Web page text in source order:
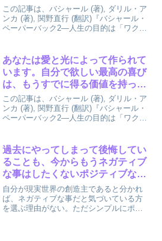
旅立ちを祝福してあげてくださ
い。 by バシャール
この記事は、バシャール (著), ダリル・ア
ンカ (著), 関野直行 (翻訳)『バシャール・
ペーパーバック2―人生の目的は「ワクワ
たい300年で、彼らの死は意識した...
あなたは愛と光によって作られて
います。自分で欲しい最高の喜び
は、もうすでに得る価値を持って
います。あなたがそれをイメージ
するだけでいいのです。 by バシ
ャール
この記事は、バシャール (著), ダリル・ア
ンカ (著), 関野直行 (翻訳)『バシャール・
ペーパーバック2―人生の目的は「ワクワ
も他人も傷つけることなくワクワク...
過去にやってしまって後悔してい
ることも、今からもうネガティブ
な事はしたくないポジティブなエ
ネルギーの方を選ぶと決めるだけ
で、すべての過去のカルマを消す
ことができる。
自分が現実世界の創造主であると分かれ
ば、ネガティブな事だと気づいている方
を選ぶ理由がない。ただシンプルにポジ